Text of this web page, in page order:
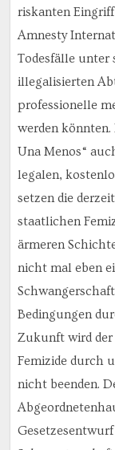
riskanten
Amnesty
Todesfälle unter
illegalisierten
professionelle
werden
Una Menos“
legalen,
setzen die
staatlichen
ärmeren
nicht mal eben
Bedingungen
Zukunft wird
Femizide durch
nicht beenden.